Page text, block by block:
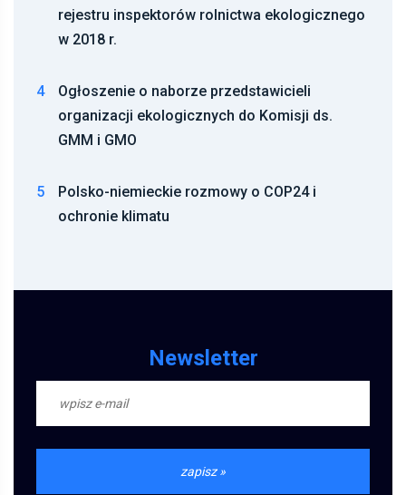
rejestru inspektorów rolnictwa ekologicznego
w 2018 r.
4
Ogłoszenie o naborze przedstawicieli
organizacji ekologicznych do Komisji ds.
GMM i GMO
5
Polsko-niemieckie rozmowy o COP24 i
ochronie klimatu
Newsletter